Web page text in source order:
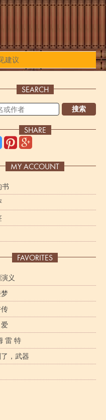
建议
SEARCH
搜索
SHARE
MY ACCOUNT
书
FAVORITES
义
雷 特
，武器